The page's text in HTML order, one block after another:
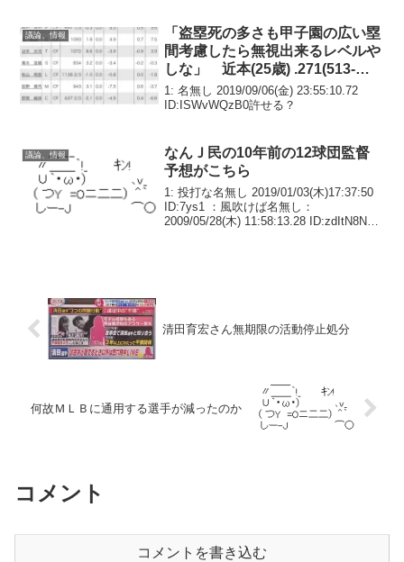
...
議論、情報
「盗塁死の多さも甲子園の広い塁
間考慮したら無視出来るレベルや
しな」 近本(25歳) .271(513-
139) 9本 37打点 OPS.704 28盗塁
（13盗塁死） UZR+3.9 ←これの
1: 名無し 2019/09/06(金) 23:55:10.72
ID:ISWvWQzB0許せる？
議論、情報
なんＪ民の10年前の12球団監督
予想がこちら
1: 投打な名無し 2019/01/03(木)17:37:50
ID:7ys1 ：風吹けば名無し：
2009/05/28(木) 11:58:13.28 ID:zdItN8Nw
清田育宏さん無期限の活動停止処分
何故ＭＬＢに通用する選手が減ったのか
コメント
コメントを書き込む